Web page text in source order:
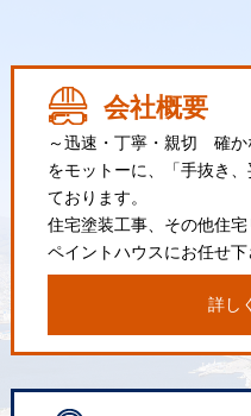
会社概要
～迅速・丁寧・親切 確か
をモットーに、「手抜き
ております。
住宅塗装工事、その他住
ペイントハウスにお任せ下
詳し